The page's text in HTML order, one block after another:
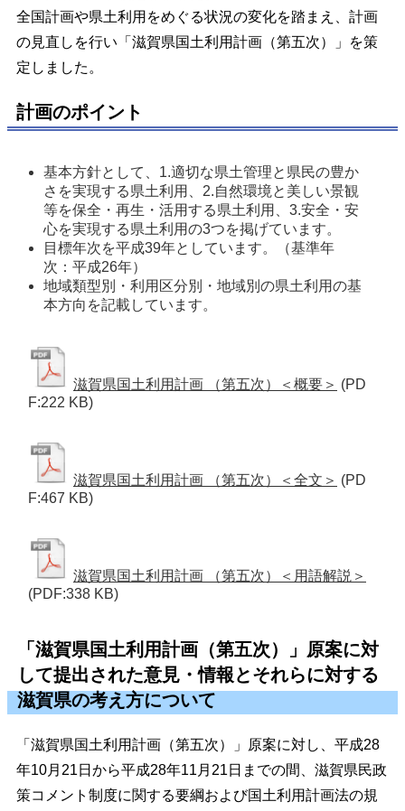
全国計画や県土利用をめぐる状況の変化を踏まえ、計画
の見直しを行い「滋賀県国土利用計画（第五次）」を策
定しました。
計画のポイント
基本方針として、1.適切な県土管理と県民の豊か
さを実現する県土利用、2.自然環境と美しい景観
等を保全・再生・活用する県土利用、3.安全・安
心を実現する県土利用の3つを掲げています。
目標年次を平成39年としています。（基準年
次：平成26年）
地域類型別・利用区分別・地域別の県土利用の基
本方向を記載しています。
滋賀県国土利用計画 （第五次）＜概要＞ (PD
F:222 KB)
滋賀県国土利用計画 （第五次）＜全文＞ (PD
F:467 KB)
滋賀県国土利用計画 （第五次）＜用語解説＞
(PDF:338 KB)
「滋賀県国土利用計画（第五次）」原案に対
して提出された意見・情報とそれらに対する
滋賀県の考え方について
「滋賀県国土利用計画（第五次）」原案に対し、平成28
年10月21日から平成28年11月21日までの間、滋賀県民政
策コメント制度に関する要綱および国土利用計画法の規